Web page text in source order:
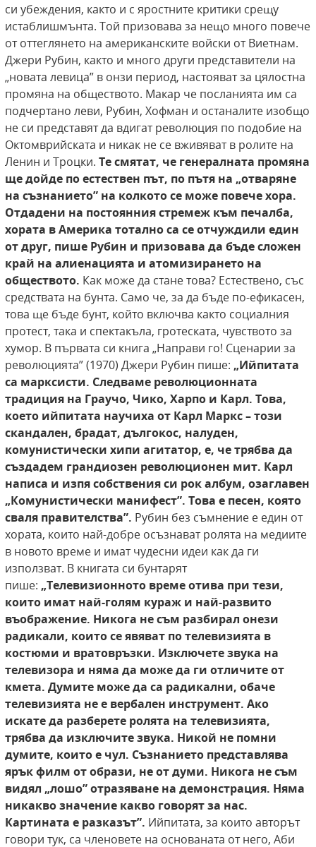
си убеждения, както и с яростните критики срещу
истаблишмънта. Той призовава за нещо много повече
от оттеглянето на американските войски от Виетнам.
Джери Рубин, както и много други представители на
„новата левица” в онзи период, настояват за цялостна
промяна на обществото. Макар че посланията им са
подчертано леви, Рубин, Хофман и останалите изобщо
не си представят да вдигат революция по подобие на
Октомврийската и никак не се вживяват в ролите на
Ленин и Троцки. Те смятат, че генералната промяна
ще дойде по естествен път, по пътя на „отваряне
на съзнанието” на колкото се може повече хора.
Отдадени на постоянния стремеж към печалба,
хората в Америка тотално са се отчуждили един
от друг, пише Рубин и призовава да бъде сложен
край на алиенацията и атомизирането на
обществото. Как може да стане това? Естествено, със
средствата на бунта. Само че, за да бъде по-ефикасен,
това ще бъде бунт, който включва както социалния
протест, така и спектакъла, гротеската, чувството за
хумор. В първата си книга „Направи го! Сценарии за
революцията” (1970) Джери Рубин пише: „Ийпитата
са марксисти. Следваме революционната
традиция на Граучо, Чико, Харпо и Карл. Това,
което ийпитата научиха от Карл Маркс – този
скандален, брадат, дългокос, налуден,
комунистически хипи агитатор, е, че трябва да
създадем грандиозен революционен мит. Карл
написа и изпясобствения си рок албум, озаглавен
„Комунистически манифест”. Това е песен, която
сваля правителства”. Рубин без съмнение е един от
хората, които най-добре осъзнават ролята на медиите
в новото време и имат чудесни идеи как да ги
използват. В книгата си бунтарят
пише: „Телевизионното време отива при тези,
които имат най-голям кураж и най-развито
въображение. Никога несъм разбирал онези
радикали, които се явяват по телевизията в
костюми и вратовръзки. Изключете звука на
телевизора и няма да можеда ги отличите от
кмета. Думите може да са радикални, обаче
телевизията не е вербален инструмент. Ако
искате да разберете ролята на телевизията,
трябва да изключите звука. Никой не помни
думите, които е чул. Съзнанието представлява
ярък филм от образи, не от думи. Никога не съм
видял „лошо” отразяване на демонстрация. Няма
никакво значение какво говорят за нас.
Картината е разказът”. Ийпитата, за които авторът
говори тук, са членовете на основаната от него, Аби